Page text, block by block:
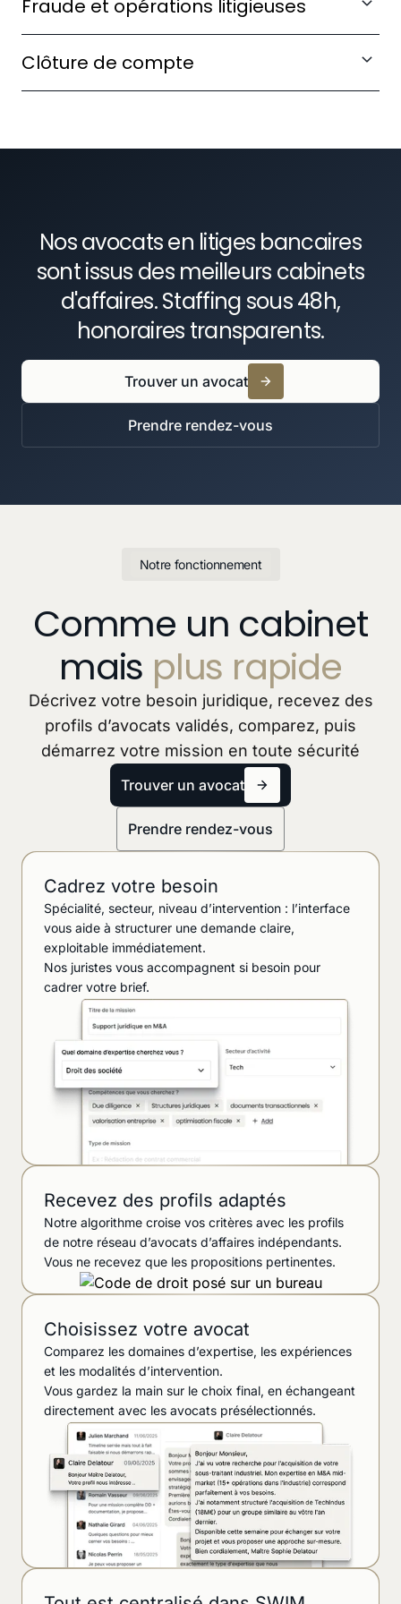
recouvrement ou d'exécution forcée.
Fraude et opérations litigieuses
frauduleux ou des opérations non autorisées.
Clôture de compte
Nos avocats en litiges bancaires
sont issus des meilleurs cabinets
d'affaires. Staffing sous 48h,
honoraires transparents.
Trouver un avocat
Prendre rendez-vous
Cadrez votre besoin
Spécialité, secteur, niveau d’intervention : l’interface
vous aide à structurer une demande claire,
exploitable immédiatement.
Nos juristes vous accompagnent si besoin pour
cadrer votre brief.
Recevez des profils adaptés
Notre algorithme croise vos critères avec les profils
de notre réseau d’avocats d’affaires indépendants.
Vous ne recevez que les propositions pertinentes.
Choisissez votre avocat
Comparez les domaines d’expertise, les expériences
et les modalités d’intervention.
Vous gardez la main sur le choix final, en échangeant
directement avec les avocats présélectionnés.
Notre fonctionnement
Comme un cabinet
mais plus rapide
Décrivez votre besoin juridique, recevez des
profils d’avocats validés, comparez, puis
démarrez votre mission en toute sécurité
Trouver un avocat
Prendre rendez-vous